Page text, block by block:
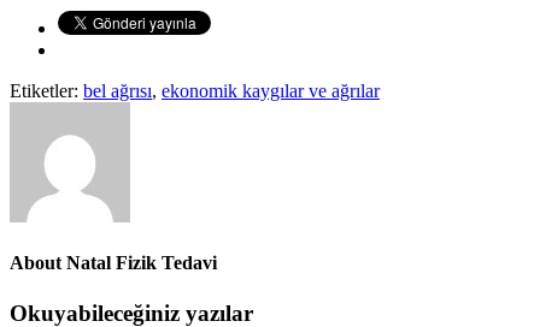
Etiketler: bel ağrısı, ekonomik kaygılar ve ağrılar
AboutNatal Fizik Tedavi
Okuyabileceğiniz yazılar